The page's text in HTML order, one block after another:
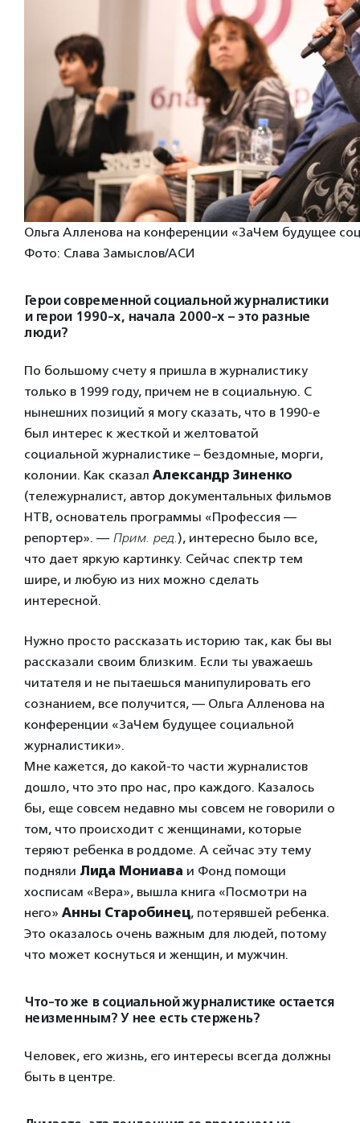
Ольга Алленова на конференции «ЗаЧем будущее
Фото: Слава Замыслов/АСИ
Герои современной социальной журналистики
и герои 1990-х, начала 2000-х – это разные
люди?
По большому счету я пришла в журналистику
только в 1999 году, причем не в социальную. С
нынешних позиций я могу сказать, что в 1990-е
был интерес к жесткой и желтоватой
социальной журналистике – бездомные, морги,
колонии. Как сказал Александр Зиненко
(тележурналист, автор документальных фильмов
НТВ, основатель программы «Профессия —
репортер». — Прим. ред.), интересно было все,
что дает яркую картинку. Сейчас спектр тем
шире, и любую из них можно сделать
интересной.
Нужно просто рассказать историю так, как бы вы
рассказали своим близким. Если ты уважаешь
читателя и не пытаешься манипулировать его
сознанием, все получится, — Ольга Алленова на
конференции «ЗаЧем будущее социальной
журналистики».
Мне кажется, до какой-то части журналистов
дошло, что это про нас, про каждого. Казалось
бы, еще совсем недавно мы совсем не говорили о
том, что происходит с женщинами, которые
теряют ребенка в роддоме. А сейчас эту тему
подняли Лида Мониава и Фонд помощи
хосписам «Вера», вышла книга «Посмотри на
него» Анны Старобинец, потерявшей ребенка.
Это оказалось очень важным для людей, потому
что может коснуться и женщин, и мужчин.
Что-то же в социальной журналистике остается
неизменным? У нее есть стержень?
Человек, его жизнь, его интересы всегда должны
быть в центре.